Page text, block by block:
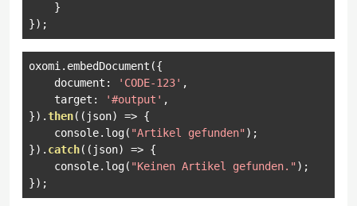
}
});
oxomi . embedDocument ({
    document
: 'CODE-123' ,
    target
: '#output' ,
}).then(( json) => {
    console
. log( "Artikel gefunden");
}). catch(( json) => {
    console
. log( "Keinen Artikel gefunden.");
});